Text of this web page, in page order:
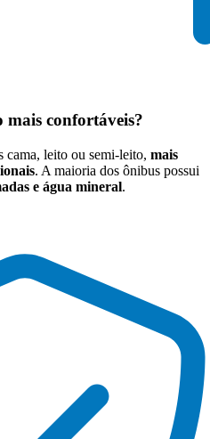
mais confortáveis?
cama, leito ou semi-leito, mais
. A maioria dos ônibus possui
e água mineral.